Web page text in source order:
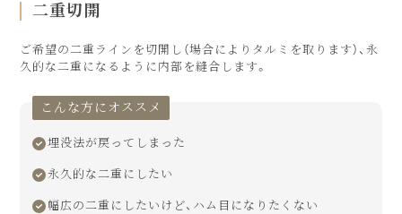
二重切開
ご希望の二重ラインを切開し（場合によりタルミを取ります）、永
久的な二重になるように内部を縫合します。
こんな方にオススメ
埋没法が戻ってしまった
永久的な二重にしたい
幅広の二重にしたいけど、ハム目になりたくない